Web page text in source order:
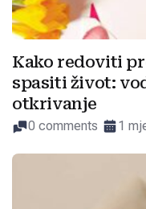
Kako redoviti
spasiti život:
otkrivanje
0 comments 1